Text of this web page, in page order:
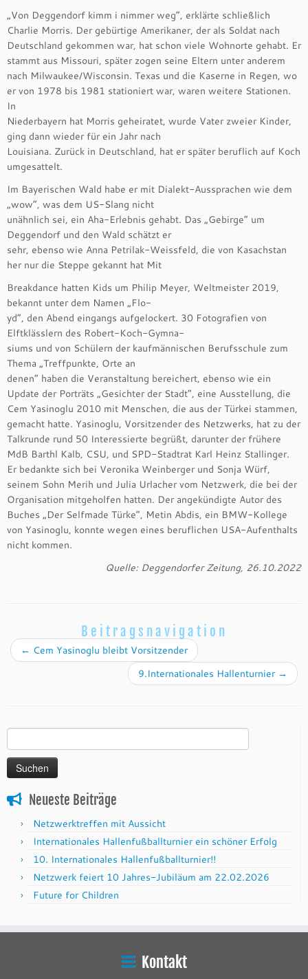
„Von Deggendorf kimm i nimmer weg“, erklärte schließlich
Charlie Morris. Der gebürtige Amerikaner, der als Soldat nach
Deutschland gekommen war, hat schon viele Wohnorte gehabt. Er
stammt aus Missouri, später zogen seine Eltern unter anderem
nach Milwaukee/Wisconsin. Texas und die Kaserne in Regen, wo
er von 1978 bis 1981 stationiert war, waren weitere Stationen.
In
Niederbayern hat Morris geheiratet, wurde Vater zweier Kinder,
ging dann wieder für ein Jahr nach
Louisiana. Zurück in Deutschland, hat er später beruflich auf Koch
umgesattelt.
Im Bayerischen Wald habe er mit Dialekt-Aussprachen wie dem
„wow“, was dem US-Slang nicht
unähnlich sei, ein Aha-Erlebnis gehabt. Das „Gebirge“ um
Deggendorf und den Wald schätzt er
sehr, ebenso wie Anna Petrilak-Weissfeld, die von Kasachstan
her nur die Steppe gekannt hat Mit
Breakdance hatten Kids um Philip Meyer, Weltmeister 2019,
bekannt unter dem Namen „Flo-
yd“, den Abend eingangs aufgelockert. 30 Fotografien von
Elftklässlern des Robert-Koch-Gymna-
siums und von Schülern der kaufmännischen Berufsschule zum
Thema „Treffpunkte, Orte an
denen“ haben die Veranstaltung bereichert, ebenso wie ein
Update der Porträts „Gesichter der Stadt“, eine Ausstellung, die
Cem Yasinoglu 2010 mit Menschen, die aus der Türkei stammen,
gemacht hatte. Yasinoglu, Vorsitzender des Netzwerks, hat zu der
Talkrunde rund 50 Interessierte begrüßt, darunter der frühere
MdB Barthl Kalb, CSU, und SPD-Stadtrat Karl Heinz Stallinger.
Er bedankte sich bei Veronika Weinberger und Sonja Würf,
seinem Sohn Merih und Julia Urlacher vom Netzwerk, die bei der
Organisation mitgeholfen hatten. Der angekündigte Autor des
Buches „Der Selfmade Türke“, Metin Abdis, ein BMW-Kollege
von Yasinoglu, konnte wegen eines beruflichen USA-Aufenthalts
nicht kommen.
Quelle: Deggendorfer Zeitung, 26.10.2022
Beitragsnavigation
← Cem Yasinoglu bleibt Vorsitzender
9.Internationales Hallenturnier →
Suchen
nach:
Neueste Beiträge
Netzwerktreffen mit Aussicht
Internationales Hallenfußballturnier ein schöner Erfolg
10. Internationales Hallenfußballturnier!!
Netzwerk feiert 10 Jahres-Jubiläum am 22.02.2026
Future for Children
Kontakt